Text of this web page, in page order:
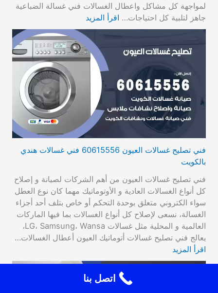
لمواجهة كل مشاكل واعطال الغسالات فني غسالة الضباعية
جاهز لتلبية كل احتياجات… اقرأ المزيد
فني تصليح غسالات العيون 60615556 فني غسالات هندي
بالكويت
فني تصليح غسالات العيون من أهم الشركات لصيانة و إصلاح
كل أنواع الغسالات العادية و الأوتوماتيك مهما كان نوع العطل
سواء الكتروني متعلق بوحدة التحكم أو خاص بتلف أحد أجزاء
الغسالة، نسعى لإصلاح كل أنواع الغسالات بما فيها الماركات
العالمية و المحلية مثل غسالات LG، Samsung، Wansa،
يعالج فني تصليح غسالات أتوماتيك العيون أعطال الغسالات…
اقرأ المزيد
اتصل بنا